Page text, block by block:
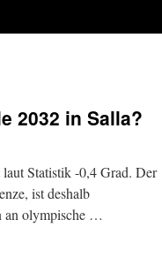
2032 in Salla?
Statistik -0,4 Grad. Der
ist deshalb
an olympische …